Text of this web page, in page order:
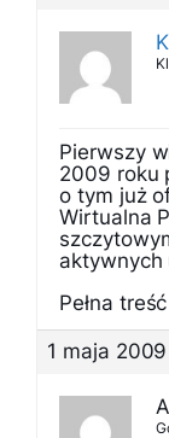
Pierwszy
2009 roku
o tym już
Wirtualna
aktywnych
Pełna
1 maja